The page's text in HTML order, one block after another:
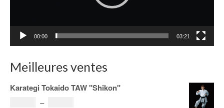
00:00 03:21
Meilleures ventes
Karategi Tokaido TAW "Shikon"
–